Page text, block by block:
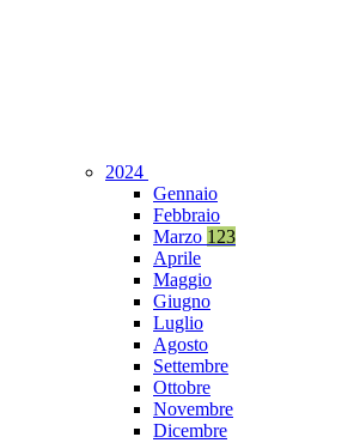
2024
Gennaio
Febbraio
Marzo 123
Aprile
Maggio
Giugno
Luglio
Agosto
Settembre
Ottobre
Novembre
Dicembre